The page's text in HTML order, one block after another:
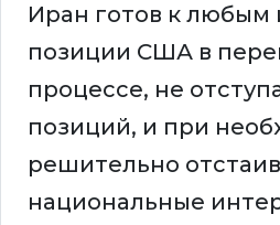
Иран готов к любым
позиции США в
процессе, не
позиций, и при
решительно
национальные